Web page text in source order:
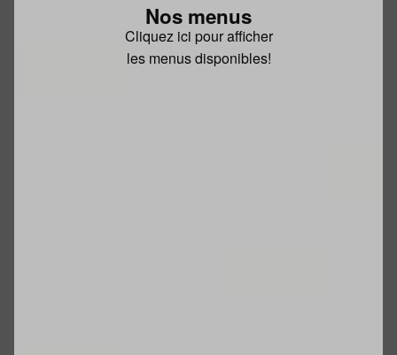
Nos menus
Cliquez ici pour afficher
les menus disponibles!